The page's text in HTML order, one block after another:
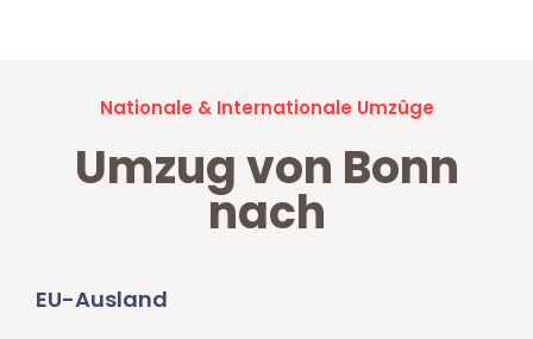
Nationale & Internationale Umzüge
Umzug von Bonn
nach
EU-Ausland